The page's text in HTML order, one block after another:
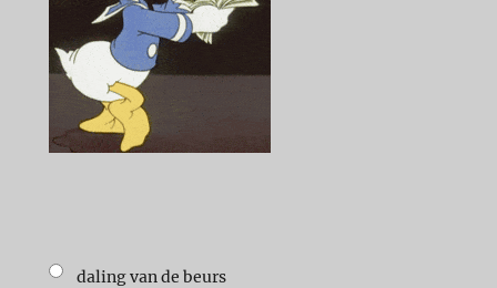
daling van de beurs